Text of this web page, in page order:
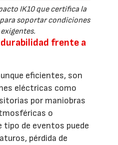
IK10 que certifica la
soportar condiciones
frente a
eficientes, son
eléctricas como
por maniobras
o
de eventos puede
pérdida de